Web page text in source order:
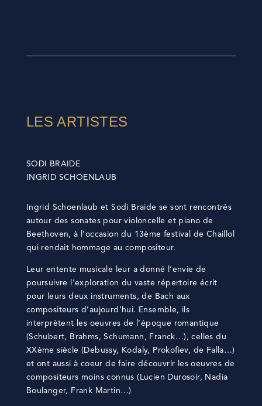
LES ARTISTES
SODI BRAIDE
INGRID SCHOENLAUB
Ingrid Schoenlaub et Sodi Braide se sont rencontrés
autour des sonates pour violoncelle et piano de
Beethoven, à l’occasion du 13ème festival de Chaillol
qui rendait hommage au compositeur.
Leur entente musicale leur a donné l’envie de
poursuivre l’exploration du vaste répertoire écrit
pour leurs deux instruments, de Bach aux
compositeurs d’aujourd’hui. Ensemble, ils
interprètent les oeuvres de l’époque romantique
(Schubert, Brahms, Schumann, Franck…), celles du
XXème siècle (Debussy, Kodaly, Prokofiev, de Falla…)
et ont aussi à coeur de faire découvrir les oeuvres de
compositeurs moins connus (Lucien Durosoir, Nadia
Boulanger, Frank Martin…)